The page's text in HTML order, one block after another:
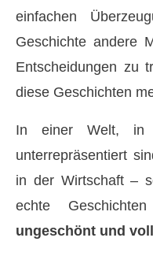
einfachen
Geschichte andere
Entscheidungen zu
diese Geschichten
In einer Welt, in
unterrepräsentiert
in der Wirtschaft –
echte
ungeschönt und